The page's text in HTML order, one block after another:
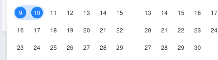
9 10 11 12 13 14 15
16 17 18 19 20 21 22
23 24 25 26 27 28 29
13 14 15 16 17
20 21 22 23 24
27 28 29 30